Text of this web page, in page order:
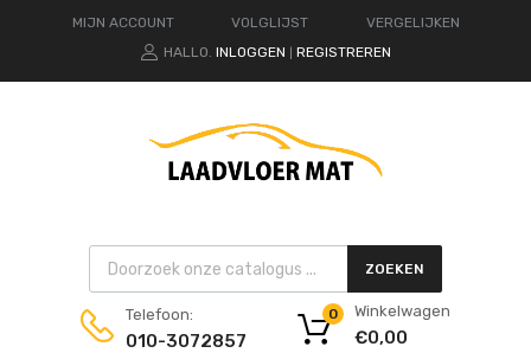
MIJN ACCOUNT VOLGLIJST
VERGELIJKEN
HALLO. INLOGGEN REGISTREREN
Products search ZOEKEN
Telefoon:
010-3072857
Winkelwagen
€0,00
0